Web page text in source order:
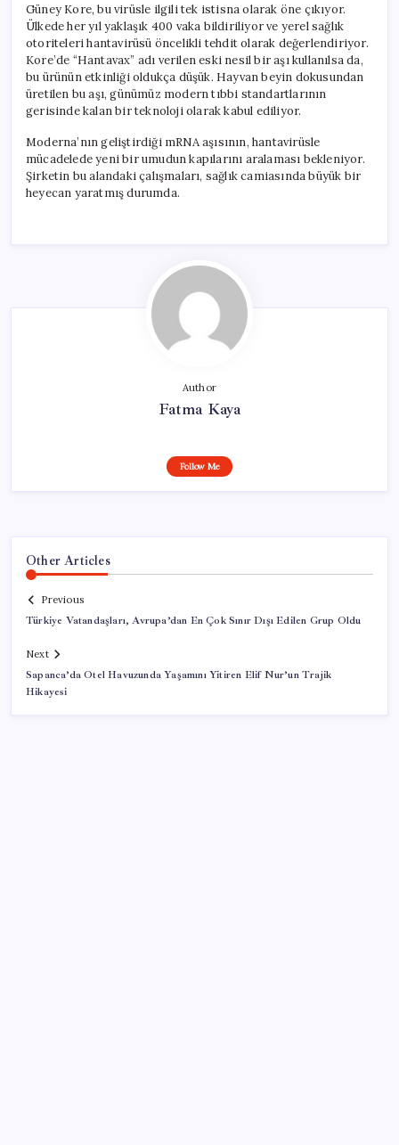
Güney Kore, bu virüsle ilgili tek istisna olarak öne çıkıyor.
Ülkede her yıl yaklaşık 400 vaka bildiriliyor ve yerel sağlık
otoriteleri hantavirüsü öncelikli tehdit olarak değerlendiriyor.
Kore’de “Hantavax” adı verilen eski nesil bir aşı kullanılsa da,
bu ürünün etkinliği oldukça düşük. Hayvan beyin dokusundan
üretilen bu aşı, günümüz modern tıbbi standartlarının
gerisinde kalan bir teknoloji olarak kabul ediliyor.
Moderna’nın geliştirdiği mRNA aşısının, hantavirüsle
mücadelede yeni bir umudun kapılarını aralaması bekleniyor.
Şirketin bu alandaki çalışmaları, sağlık camiasında büyük bir
heyecan yaratmış durumda.
Author
Fatma Kaya
Follow Me
Other Articles
Previous
Türkiye Vatandaşları, Avrupa’dan En Çok Sınır Dışı Edilen Grup Oldu
Next
Sapanca’da Otel Havuzunda Yaşamını Yitiren Elif Nur’un Trajik
Hikayesi